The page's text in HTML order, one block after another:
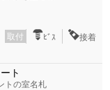
取付 ﾋﾞｽ 接着
ト
トの室名札